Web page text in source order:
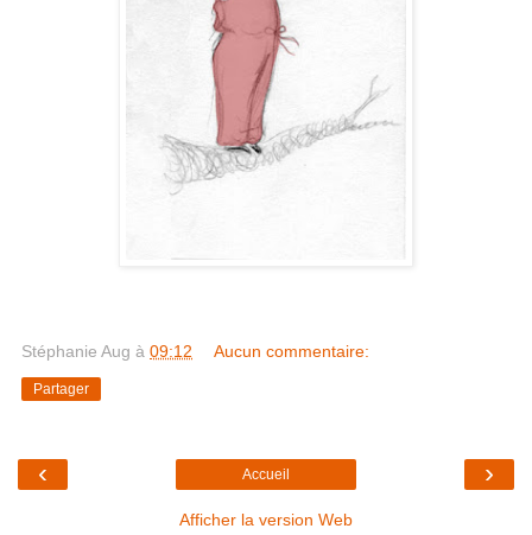
Stéphanie Aug à 09:12 Aucun commentaire:
Partager
‹ ›
Accueil
Afficher la version Web